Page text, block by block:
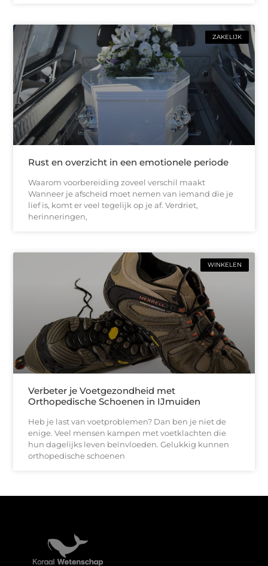
ZAKELIJK
Rust en overzicht in een emotionele periode
Waarom voorbereiding zoveel verschil maakt
Wanneer je afscheid moet nemen van iemand die je
lief is, komt er veel tegelijk op je af. Verdriet,
herinneringen,
WINKELEN
Verbeter je Voetgezondheid met
Orthopedische Schoenen in IJmuiden
Heb je last van voetproblemen? Dan ben je niet de
enige. Veel mensen kampen met voetklachten die
hun dagelijks leven beïnvloeden. Gelukkig kunnen
orthopedische schoenen